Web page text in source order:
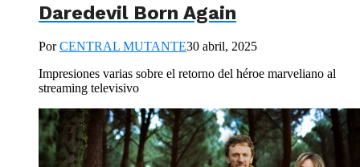
Daredevil Born Again
PorCENTRAL MUTANTE30 abril, 2025
Impresiones varias sobre el retorno del héroe marveliano al
streaming televisivo